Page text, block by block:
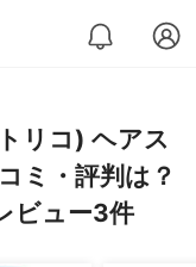
リコ) ヘアス
ミ・評判は？
ビュー3件